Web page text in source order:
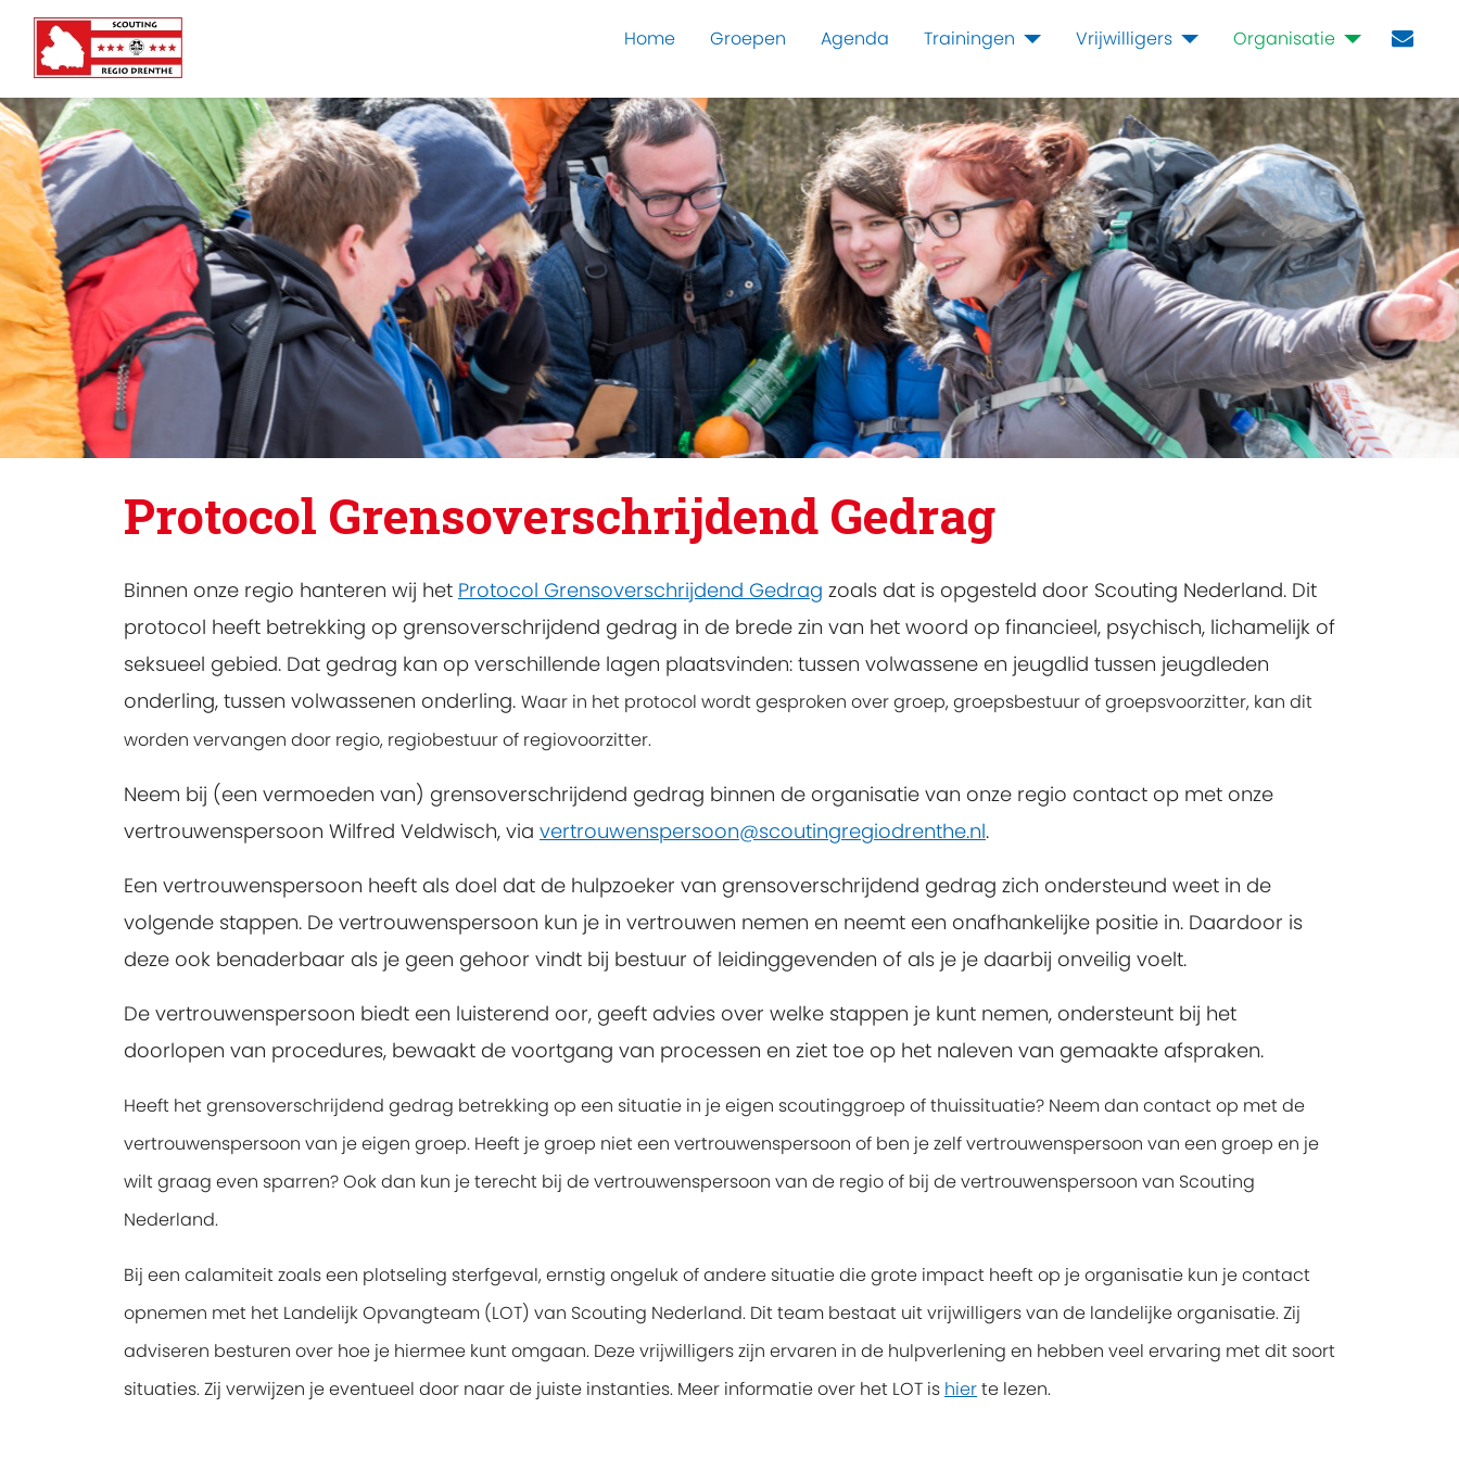
Home Groepen Agenda Trainingen Vrijwilligers Organisatie
Protocol Grensoverschrijdend Gedrag
Binnen onze regio hanteren wij het Protocol Grensoverschrijdend Gedrag zoals dat is opgesteld door Scouting Nederland. Dit
protocol heeft betrekking op grensoverschrijdend gedrag in de brede zin van het woord op financieel, psychisch, lichamelijk of
seksueel gebied. Dat gedrag kan op verschillende lagen plaatsvinden: tussen volwassene en jeugdlid tussen jeugdleden
onderling, tussen volwassenen onderling. Waar in het protocol wordt gesproken over groep, groepsbestuur of groepsvoorzitter, kan dit
worden vervangen door regio, regiobestuur of regiovoorzitter.
Neem bij (een vermoeden van) grensoverschrijdend gedrag binnen de organisatie van onze regio contact op met onze
vertrouwenspersoon Wilfred Veldwisch, via vertrouwenspersoon@scoutingregiodrenthe.nl.
Een vertrouwenspersoon heeft als doel dat de hulpzoeker van grensoverschrijdend gedrag zich ondersteund weet in de
volgende stappen. De vertrouwenspersoon kun je in vertrouwen nemen en neemt een onafhankelijke positie in. Daardoor is
deze ook benaderbaar als je geen gehoor vindt bij bestuur of leidinggevenden of als je je daarbij onveilig voelt.
De vertrouwenspersoon biedt een luisterend oor, geeft advies over welke stappen je kunt nemen, ondersteunt bij het
doorlopen van procedures, bewaakt de voortgang van processen en ziet toe op het naleven van gemaakte afspraken.
Heeft het grensoverschrijdend gedrag betrekking op een situatie in je eigen scoutinggroep of thuissituatie? Neem dan contact op met de
vertrouwenspersoon van je eigen groep. Heeft je groep niet een vertrouwenspersoon of ben je zelf vertrouwenspersoon van een groep en je
wilt graag even sparren? Ook dan kun je terecht bij de vertrouwenspersoon van de regio of bij de vertrouwenspersoon van Scouting
Nederland.
Bij een calamiteit zoals een plotseling sterfgeval,ernstig ongeluk of andere situatie die grote impact heeft op je organisatie kun je contact
opnemen met het Landelijk Opvangteam (LOT) van Scouting Nederland. Dit team bestaat uit vrijwilligers van de landelijke organisatie. Zij
adviseren besturen over hoe je hiermee kunt omgaan. Deze vrijwilligers zijn ervaren in de hulpverlening en hebben veel ervaring met dit soort
situaties. Zij verwijzen je eventueel door naar de juiste instanties. Meer informatie over het LOT is hierte lezen.